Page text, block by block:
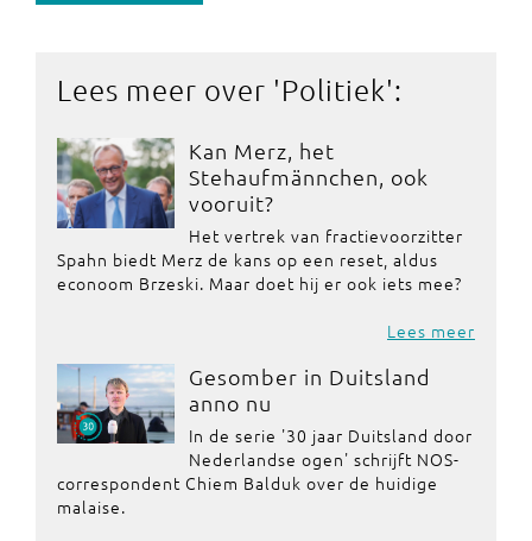
Lees meer over 'Politiek':
Kan Merz, het
Stehaufmännchen, ook
vooruit?
Het vertrek van fractievoorzitter
Spahn biedt Merz de kans op een reset, aldus
econoom Brzeski. Maar doet hij er ook iets mee?
Lees meer
Gesomber in Duitsland
anno nu
In de serie '30 jaar Duitsland door
Nederlandse ogen' schrijft NOS-
correspondent Chiem Balduk over de huidige
malaise.